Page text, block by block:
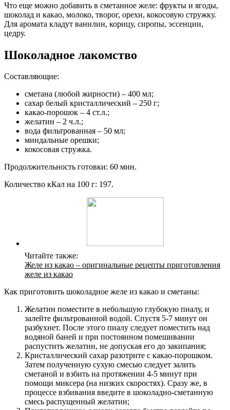
Что еще можно добавить в сметанное желе: фрукты и ягоды,
шоколад и какао, молоко, творог, орехи, кокосовую стружку.
Для аромата кладут ванилин, корицу, сиропы, эссенции,
цедру.
Шоколадное лакомство
Составляющие:
сметана (любой жирности) – 400 мл;
сахар белый кристаллический – 250 г;
какао-порошок – 4 ст.л.;
желатин – 2 ч.л.;
вода фильтрованная – 50 мл;
миндальные орешки;
кокосовая стружка.
Продолжительность готовки: 60 мин.
Количество кКал на 100 г: 197.
Читайте также:
Желе из какао – оригинальные рецепты приготовления
желе из какао
Как приготовить шоколадное желе из какао и сметаны:
Желатин поместите в небольшую глубокую пиалу, и
залейте фильтрованной водой. Спустя 5-7 минут он
разбухнет. После этого пиалу следует поместить над
водяной баней и при постоянном помешивании
распустить желатин, не допуская его до закипания;
Кристаллический сахар разотрите с какао-порошком.
Затем полученную сухую смесью следует залить
сметаной и взбить на протяжении 4-5 минут при
помощи миксера (на низких скоростях). Сразу же, в
процессе взбивания введите в шоколадно-сметанную
смесь распущенный желатин;